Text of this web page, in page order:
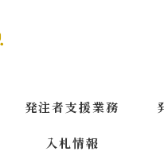
発注者支援業務
入札情報